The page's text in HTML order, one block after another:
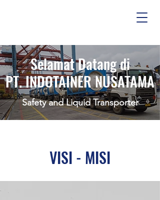
Selamat Datang di
PT. INDOTAINER NUSATAMA
Safety and Liquid Transporter
VISI - MISI